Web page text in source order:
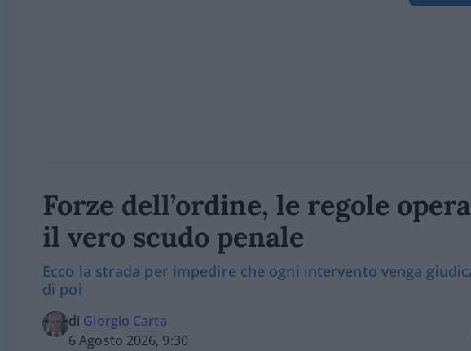
Forze dell’ordine, le regole
il vero scudo penale
Ecco la strada per impedire che ogni intervento venga
di poi
di Giorgio Carta
6 Agosto 2026, 9:30